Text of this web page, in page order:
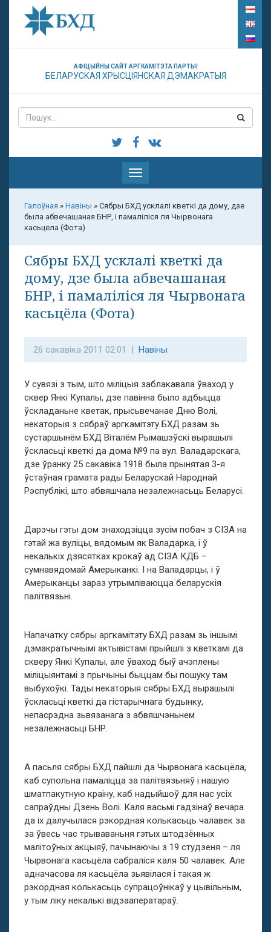
АФІЦЫЙНЫ САЙТ АРГКАМІТЭТА ПАРТЫІ
БЕЛАРУСКАЯ ХРЫСЦІЯНСКАЯ ДЭМАКРАТЫЯ
Паказаць
меню
Галоўная » Навіны » Cябры БХД усклалі кветкі да дому, дзе
была абвечашаная БНР, і памаліліся ля Чырвонага
касьцёла (Фота)
Cябры БХД усклалі кветкі да
дому, дзе была абвечашаная
БНР, і памаліліся ля Чырвонага
касьцёла (Фота)
26 сакавіка 2011 02:01 | Навіны
У сувязі з тым, што міліцыя заблакавала ўваход у
сквер Янкі Купалы, дзе павінна было адбыцца
ўскладаньне кветак, прысьвечанае Дню Волі,
некаторыя з сябраў аргкамітэту БХД разам зь
сустаршынём БХД Віталём Рымашэўскі вырашылі
ўскласьці кветкі да дома №9 па вул. Валадарскага,
дзе ўранку 25 сакавіка 1918 была прынятая 3-я
ўстаўная грамата рады Беларускай Народнай
Рэспублікі, што абвяшчала незалежнасьць Беларусі.
Дарэчы гэты дом знаходзіцца зусім побач з СІЗА на
гэтай жа вуліцы, вядомым як Валадарка, і ў
некалькіх дзясятках крокаў ад СІЗА КДБ –
сумнавядомай Амерыканкі. І на Валадарцы, і ў
Амерыканцы зараз утрымліваюцца беларускія
палітвязьні.
Напачатку сябры аргкамітэту БХД разам зь іншымі
дэмакратычнымі актывістамі прыйшлі з кветкамі да
скверу Янкі Купалы, але ўваход быў ачэплены
міліцыянтамі з прычыны быццам бы пошуку там
выбухоўкі. Тады некаторыя сябры БХД вырашылі
ўскласьці кветкі да гістарычнага будынку,
непасрэдна зьвязанага з абвяшчэньнем
незалежнасьці БНР.
А пасьля сябры БХД пайшлі да Чырвонага касьцёла,
каб супольна памаліцца за палітвязьняў і нашую
шматпакутную краіну, каб надыйшоў для нас усіх
сапраўдны Дзень Волі. Каля васьмі гадзінаў вечара
да іх далучылася рэкордная колькасьць чалавек за
за ўвесь час трываваньня гэтых штодзённых
малітоўных акцыяў, пачынаючы з 19 студзеня – ля
Чырвонага касьцёла сабраліся каля 50 чалавек. Але
адначасова ля касьцёла зьявілася і такая ж
рэкордная колькасьць супрацоўнікаў у цывільным,
у тым ліку некалькі відэааператараў.